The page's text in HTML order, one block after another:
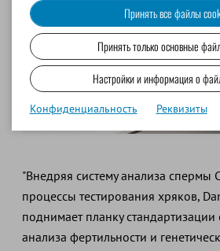
"Внедряя систему анализа спермы
процессы тестирования хряков,
поднимает планку
анализа фертильности и
Принять все файлы
Принять только основные
Настройки и информация о
Конфиденциальность Реквизиты